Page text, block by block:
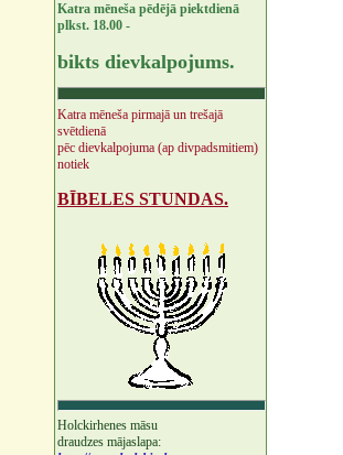
Katra mēneša pēdējā piektdienā
plkst. 18.00 -
bikts dievkalpojums.
Katra mēneša pirmajā un trešajā
svētdienā
pēc dievkalpojuma (ap divpadsmitiem)
notiek
BĪBELES STUNDAS.
Holckirhenes māsu
draudzes mājaslapa: